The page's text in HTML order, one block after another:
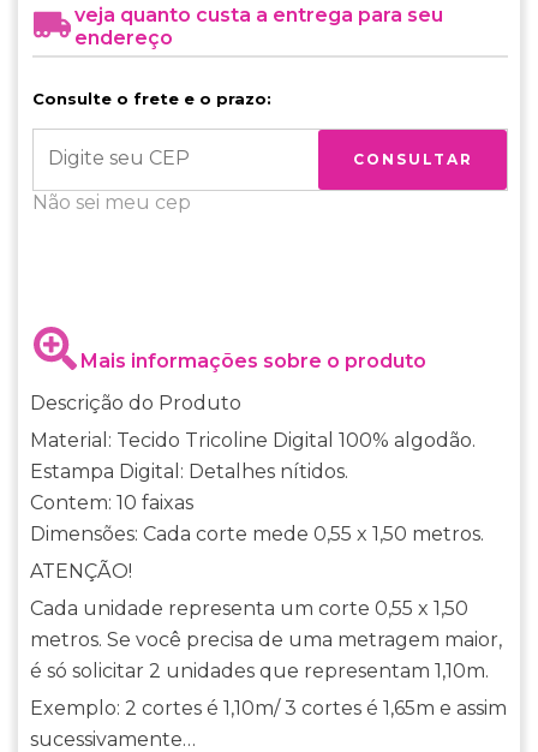
veja quanto custa a entrega para seu
endereço
Consulte o frete e o prazo:
CONSULTAR
Não sei meu cep
Mais informações sobre o produto
Descrição do Produto
Material: Tecido Tricoline Digital 100% algodão.
Estampa Digital: Detalhes nítidos.
Contem: 10 faixas
Dimensões: Cada corte mede 0,55 x 1,50 metros.
ATENÇÃO!
Cada unidade representa um corte 0,55 x 1,50
metros. Se você precisa de uma metragem maior,
é só solicitar 2 unidades que representam 1,10m.
Exemplo: 2 cortes é 1,10m/ 3 cortes é 1,65m e assim
sucessivamente…